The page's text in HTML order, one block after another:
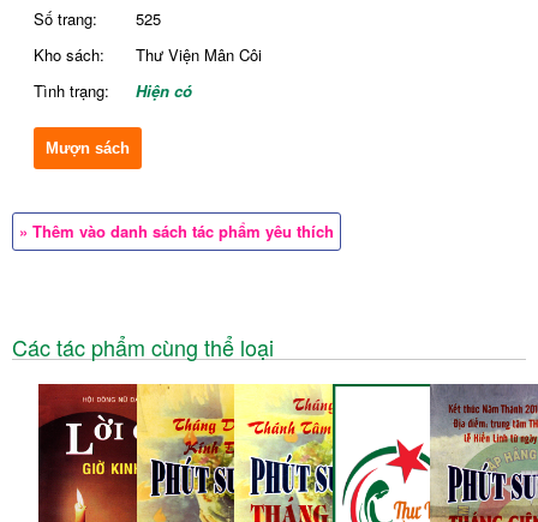
Số trang:
525
Kho sách:
Thư Viện Mân Côi
Tình trạng:
Hiện có
Mượn sách
» Thêm vào danh sách tác phẩm yêu thích
Các tác phẩm cùng thể loại